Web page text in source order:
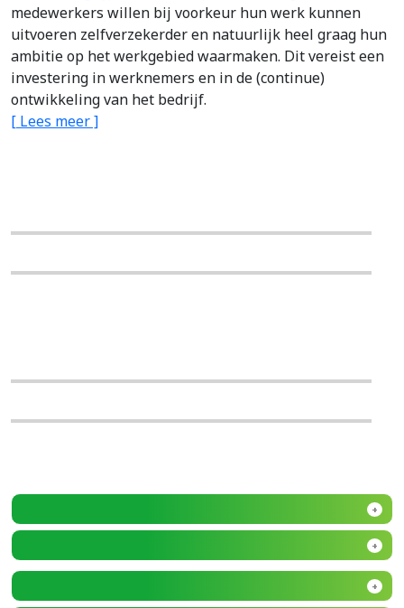
medewerkers willen bij voorkeur hun werk kunnen
uitvoeren zelfverzekerder en natuurlijk heel graag hun
ambitie op het werkgebied waarmaken. Dit vereist een
investering in werknemers en in de (continue)
ontwikkeling van het bedrijf.
[ Lees meer ]
+
+
+